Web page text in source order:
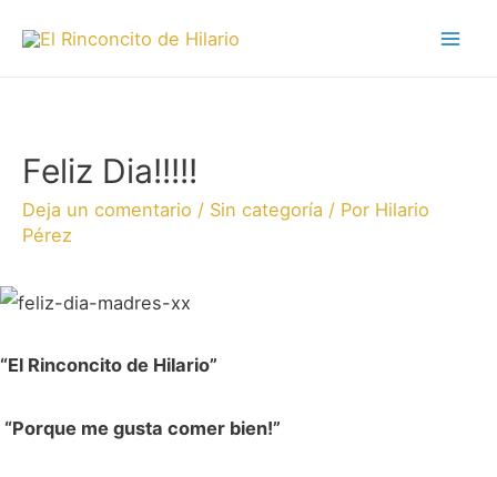
Feliz Dia!!!!!
Deja un comentario / Sin categoría / Por Hilario
Pérez
“El Rinconcito de Hilario”
“Porque me gusta comer bien!”